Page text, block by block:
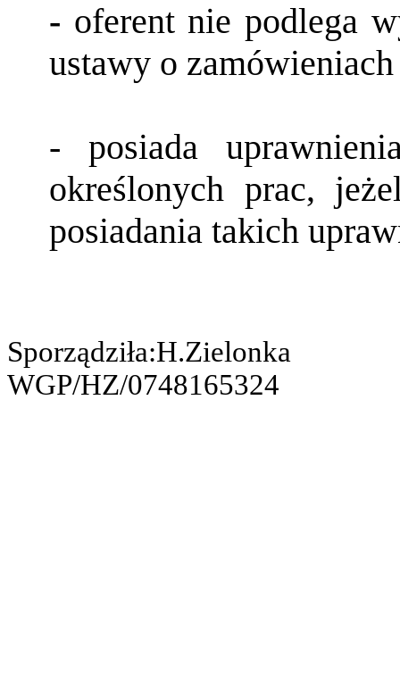
- oferent nie podlega
ustawy o
- posiada
określonych prac,
posiadania takich
Sporządziła:H.Zielonka
WGP/HZ/0748165324